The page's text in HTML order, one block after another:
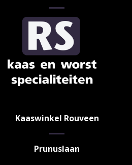
Kaaswinkel Rouveen
Prunuslaan